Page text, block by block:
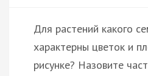
Для растений какого
характерны цветок и
рисунке? Назовите